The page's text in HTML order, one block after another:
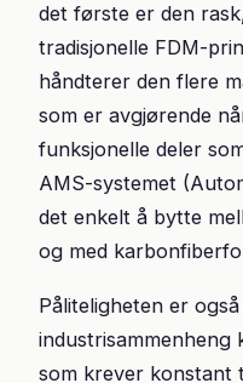
det første er den
tradisjonelle FDM-
håndterer den flere
som er avgjørende
funksjonelle deler
AMS-systemet
det enkelt å bytte
og med
Påliteligheten er
industrisammenheng
som krever konstant